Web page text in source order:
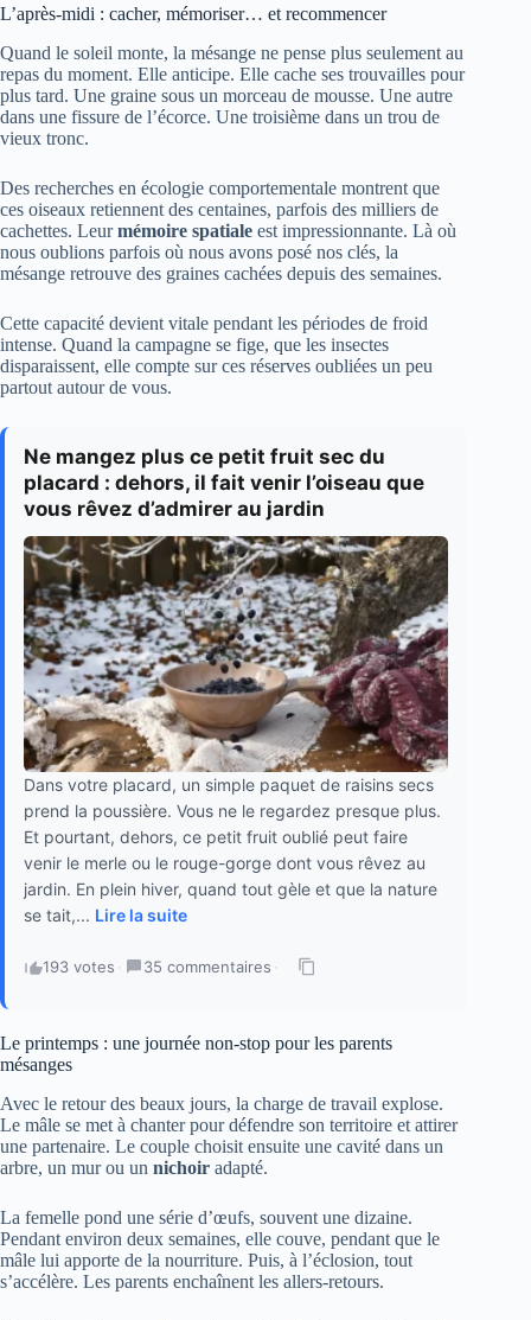
L’après-midi : cacher, mémoriser… et recommencer
Quand le soleil monte, la mésange ne pense plus seulement au
repas du moment. Elle anticipe. Elle cache ses trouvailles pour
plus tard. Une graine sous un morceau de mousse. Une autre
dans une fissure de l’écorce. Une troisième dans un trou de
vieux tronc.
Des recherches en écologie comportementale montrent que
ces oiseaux retiennent des centaines, parfois des milliers de
cachettes. Leurmémoire spatiale est impressionnante. Là où
nous oublions parfois où nous avons posé nos clés, la
mésange retrouve des graines cachées depuis des semaines.
Cette capacité devient vitale pendant les périodes de froid
intense. Quand la campagne se fige, que les insectes
disparaissent, elle compte sur ces réserves oubliées un peu
partout autour de vous.
Ne mangez plus ce petit fruit sec du
placard : dehors, il fait venir l’oiseau que
vous rêvez d’admirer au jardin
Dans votre placard, un simple paquet de raisins secs
prend la poussière. Vous ne le regardez presque plus.
Et pourtant, dehors, ce petit fruit oublié peut faire
venir le merle ou le rouge-gorge dont vous rêvez au
jardin. En plein hiver, quand tout gèle et que la nature
se tait,... Lire la suite
193 votes · 35 commentaires ·
Le printemps : une journée non-stop pour les parents
mésanges
Avec le retour des beaux jours, la charge de travail explose.
Le mâle se met à chanter pour défendre son territoire et attirer
une partenaire. Le couple choisit ensuite une cavité dans un
arbre, un mur ou un nichoir adapté.
La femelle pond une série d’œufs, souvent une dizaine.
Pendant environ deux semaines, elle couve, pendant que le
mâle lui apporte de la nourriture. Puis, à l’éclosion, tout
s’accélère. Les parents enchaînent les allers-retours.